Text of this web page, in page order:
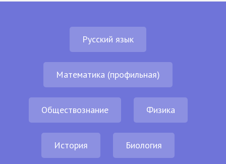
Русский язык
Математика (профильная)
Обществознание Физика
История Биология